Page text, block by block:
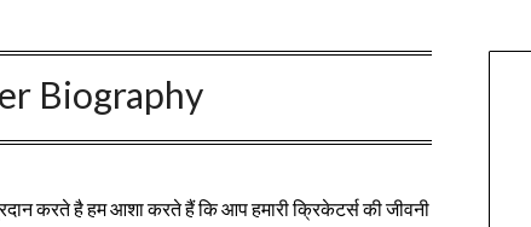
Biography
करते है हम आशा करते हैं कि आप हमारी क्रिकेटर्स की जीवनी